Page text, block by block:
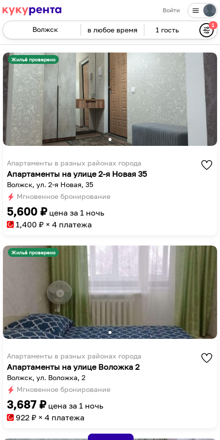
Войти
в любое время
Navigate
interact
with
the
calendar
and
select
a
the
the
keyboard
shortcuts
for
changing
backward
to
interact
with
the
calendar
and
select
Press
get
the
keyboard
shortcuts
for
1 гость
1
Жильё проверено
Апартаменты в разных районах города
Апартаменты на улице 2-я Новая 35
Волжск, ул. 2-я Новая, 35
Мгновенное бронирование
5,600 ₽ цена за 1 ночь
1,400 ₽ × 4 платежа
Жильё проверено
Апартаменты в разных районах города
Апартаменты на улице Воложка 2
Волжск, ул. Воложка, 2
Мгновенное бронирование
3,687 ₽ цена за 1 ночь
922 ₽ × 4 платежа